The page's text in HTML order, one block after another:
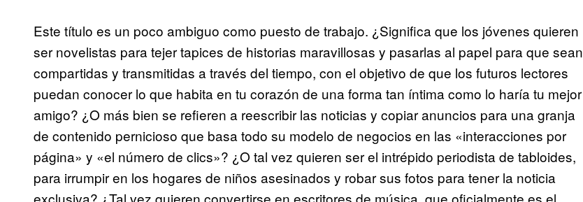
Este título es un poco ambiguo como puesto de trabajo. ¿Significa que los jóvenes quieren
ser novelistas para tejer tapices de historias maravillosas y pasarlas al papel para que sean
compartidas y transmitidas a través del tiempo, con el objetivo de que los futuros lectores
puedan conocer lo que habita en tu corazón de una forma tan íntima como lo haría tu mejor
amigo? ¿O más bien se refieren a reescribir las noticias y copiar anuncios para una granja
de contenido pernicioso que basa todo su modelo de negocios en las «interacciones por
página» y «el número de clics»? ¿O tal vez quieren ser el intrépido periodista de tabloides,
para irrumpir en los hogares de niños asesinados y robar sus fotos para tener la noticia